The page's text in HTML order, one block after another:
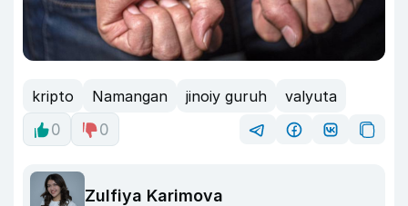
kripto Namangan jinoiy guruh
valyuta
0
0
Zulfiya Karimova